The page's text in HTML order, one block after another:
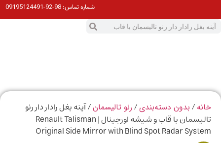
شماره تماس:98-92-09195124491
/بدون دسته‌بندی/رنو تالیسمان/ آینه بغل رادار دار رنو
تالیسمان با قاب و شیشه اورجینال | Renault Talisman
Original Side Mirror with Blind Spot Radar